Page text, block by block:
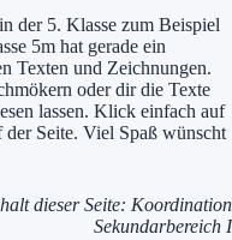
der 5. Klasse zum Beispiel
5m hat gerade ein
Texten und Zeichnungen.
oder dir die Texte
lassen. Klick einfach auf
der Seite. Viel Spaß wünscht
dieser Seite: Koordination
Sekundarbereich I